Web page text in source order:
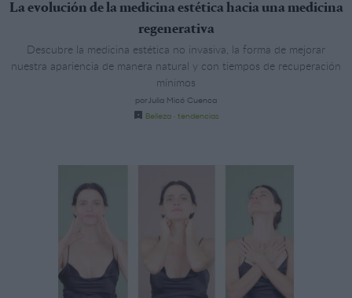
La evolución de la medicina estética hacia una medicina
regenerativa
Descubre la medicina estética no invasiva, la forma de mejorar
nuestra apariencia de manera natural y con tiempos de recuperación
mínimos
porJulia Micó Cuenca
Belleza· tendencias